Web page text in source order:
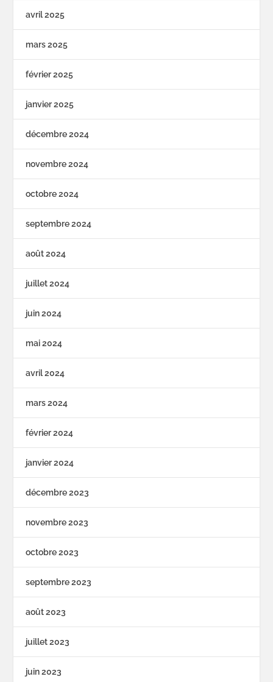
avril 2025
mars 2025
février 2025
janvier 2025
décembre 2024
novembre 2024
octobre 2024
septembre 2024
août 2024
juillet 2024
juin 2024
mai 2024
avril 2024
mars 2024
février 2024
janvier 2024
décembre 2023
novembre 2023
octobre 2023
septembre 2023
août 2023
juillet 2023
juin 2023